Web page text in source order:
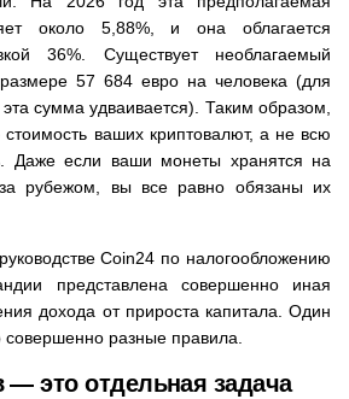
около 5,88%, и она облагается
36%. Существует необлагаемый
57 684 евро на человека (для
сумма удваивается). Таким образом,
стоимость ваших криптовалют, а не всю
Даже если ваши монеты хранятся на
рубежом, вы все равно обязаны их
Coin24 по налогообложению
представлена совершенно иная
дохода от прироста капитала. Один
совершенно разные правила.
это отдельная задача